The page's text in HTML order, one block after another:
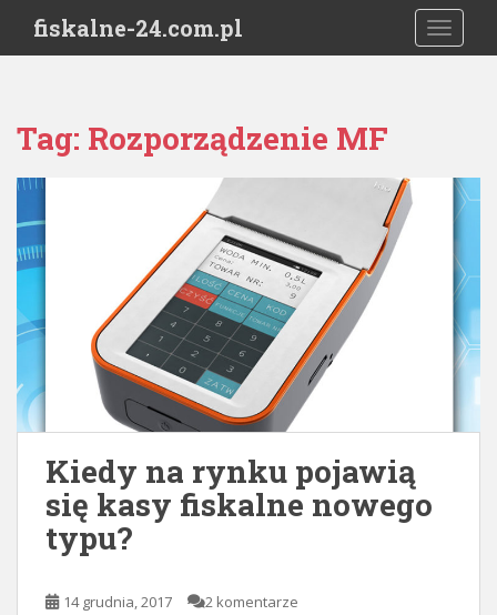
i
fiskalne-24.com.pl
Tag: Rozporządzenie MF
Kiedy na rynku pojawią
się kasy fiskalne nowego
typu?
14 grudnia, 2017 2 komentarze